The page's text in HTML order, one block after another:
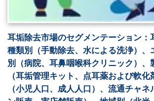
耳垢除去市場のセグメンテーション：
種類別（手動除去、水による洗浄）、
別（病院、耳鼻咽喉科クリニック）、
（耳垢管理キット、点耳薬および軟
（小児人口、成人人口）、流通チャ